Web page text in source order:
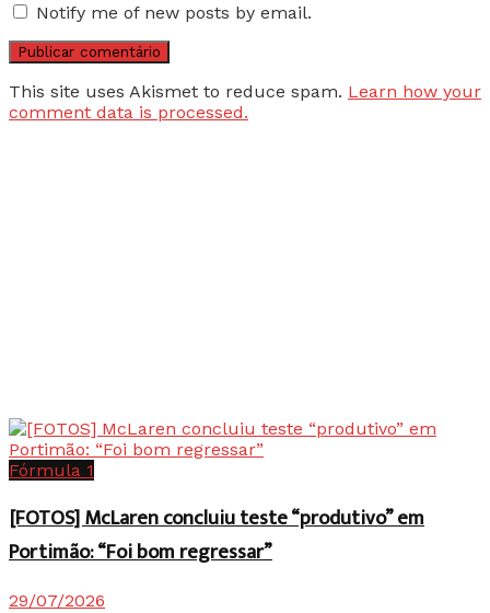
Notify me of new posts by email.
This site uses Akismet to reduce spam. Learn how your
comment data is processed.
Fórmula 1
[FOTOS] McLaren concluiu teste “produtivo” em
Portimão: “Foi bom regressar”
29/07/2026